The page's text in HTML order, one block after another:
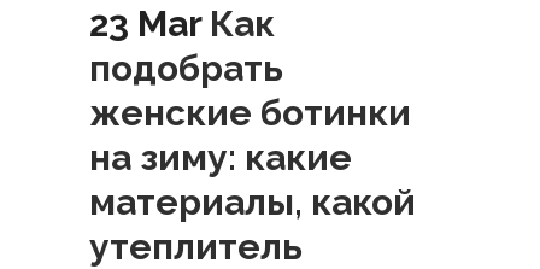
23 Mar Как
подобрать
женские ботинки
на зиму: какие
материалы, какой
утеплитель